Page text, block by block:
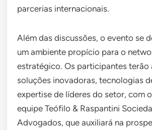
parcerias internacionais.
Além das discussões, o evento se
um ambiente propício para o
estratégico. Os participantes terão
soluções inovadoras, tecnologias
expertise de líderes do setor, com
equipe Teófilo & Raspantini
Advogados, que auxiliará na